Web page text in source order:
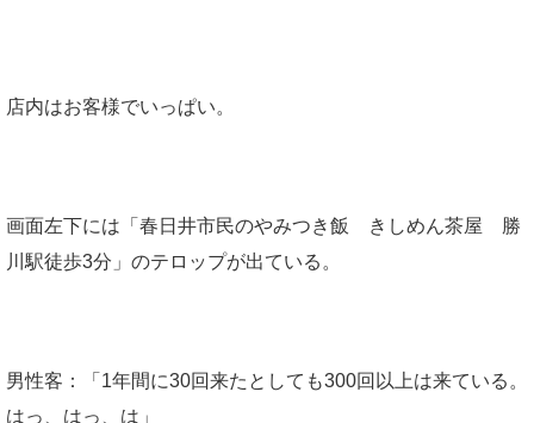
店内はお客様でいっぱい。
画面左下には「春日井市民のやみつき飯 きしめん茶屋 勝
川駅徒歩3分」のテロップが出ている。
男性客：「1年間に30回来たとしても300回以上は来ている。
はっ、はっ、は」